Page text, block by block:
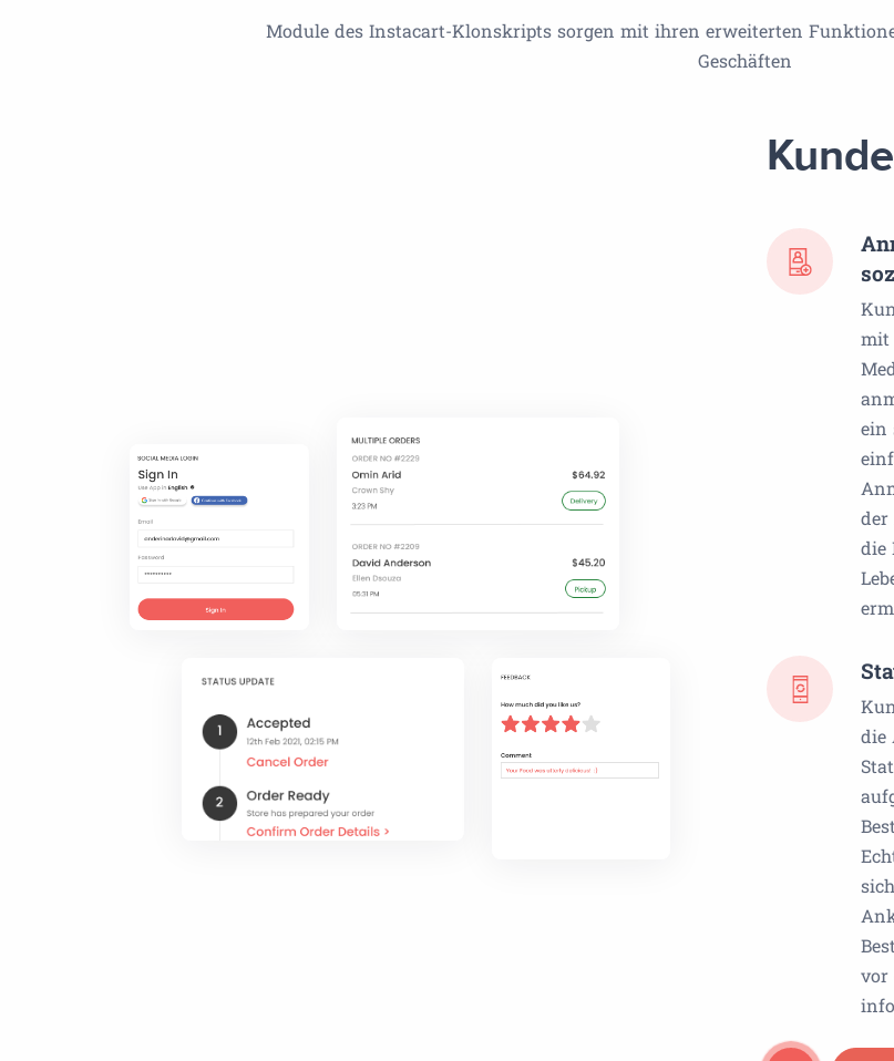
Module des Instacart-Klonskripts sorgen mit ihren erweiterten
Geschäften
mit
ein
der
die
die
vor